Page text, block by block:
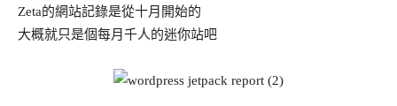
Zeta的網站記錄是從十月開始的
大概就只是個每月千人的迷你站吧